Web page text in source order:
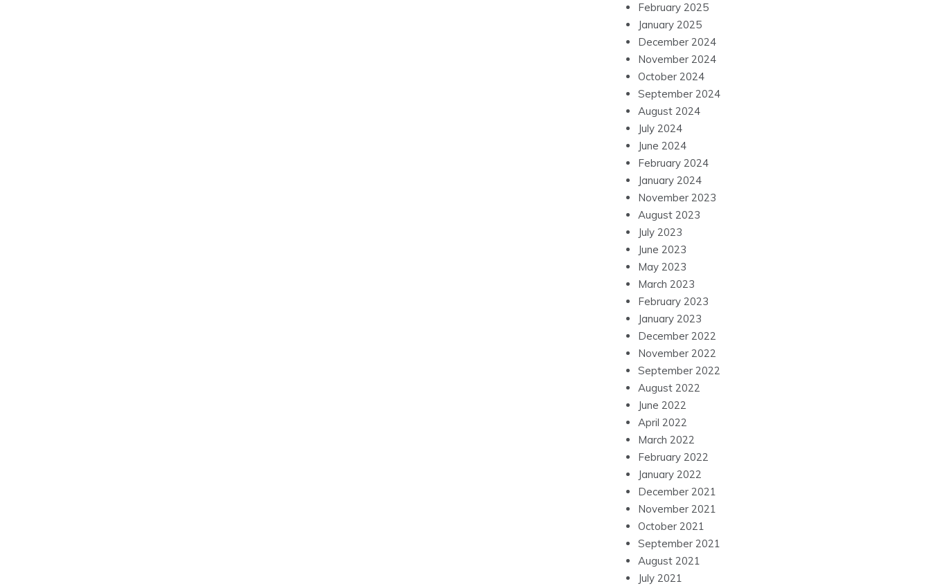
February 2025
January 2025
December 2024
November 2024
October 2024
September 2024
August 2024
July 2024
June 2024
February 2024
January 2024
November 2023
August 2023
July 2023
June 2023
May 2023
March 2023
February 2023
January 2023
December 2022
November 2022
September 2022
August 2022
June 2022
April 2022
March 2022
February 2022
January 2022
December 2021
November 2021
October 2021
September 2021
August 2021
July 2021